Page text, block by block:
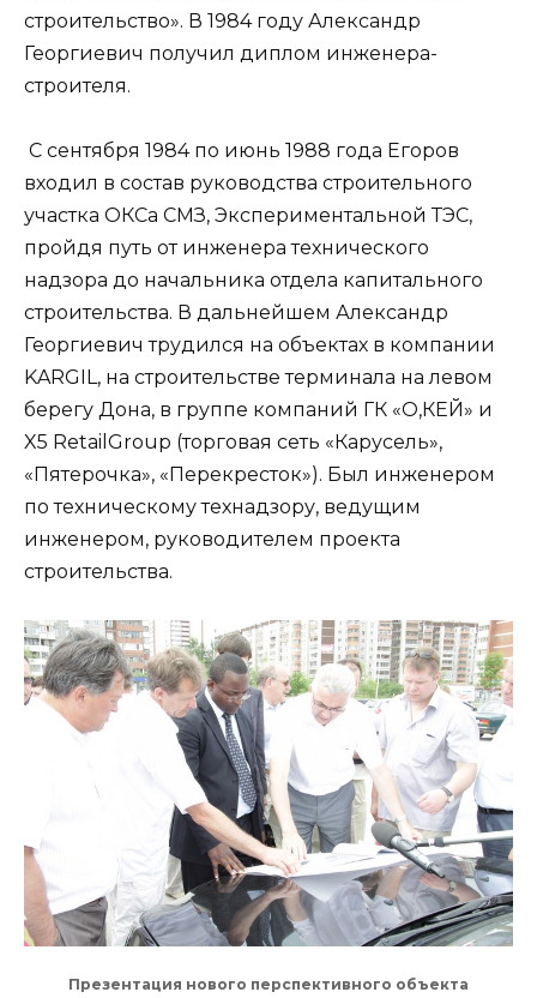
строительство». В 1984 году Александр
Георгиевич получил диплом инженера-
строителя.
С сентября 1984 по июнь 1988 года Егоров
входил в состав руководства строительного
участка ОКСа СМЗ, Экспериментальной ТЭС,
пройдя путь от инженера технического
надзора до начальника отдела капитального
строительства. В дальнейшем Александр
Георгиевич трудился на объектах в компании
KARGIL, на строительстве терминала на левом
берегу Дона, в группе компаний ГК «О,КЕЙ» и
X5 RetailGroup (торговая сеть «Карусель»,
«Пятерочка», «Перекресток»). Был инженером
по техническому технадзору, ведущим
инженером, руководителем проекта
строительства.
Презентация нового перспективного объекта